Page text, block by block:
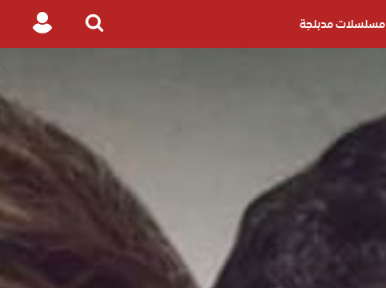
مسلسلات مدبلجة
Search
Login